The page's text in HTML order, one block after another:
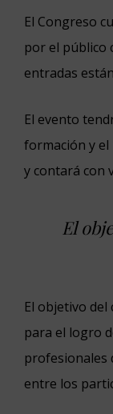
El Congreso
por el público
entradas
El evento
formación y
y contará con
El
El objetivo
para el logro
profesionales
entre los